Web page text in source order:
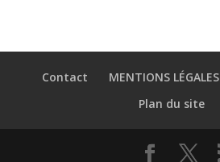
Contact MENTIONS LÉGALES
Plan du site